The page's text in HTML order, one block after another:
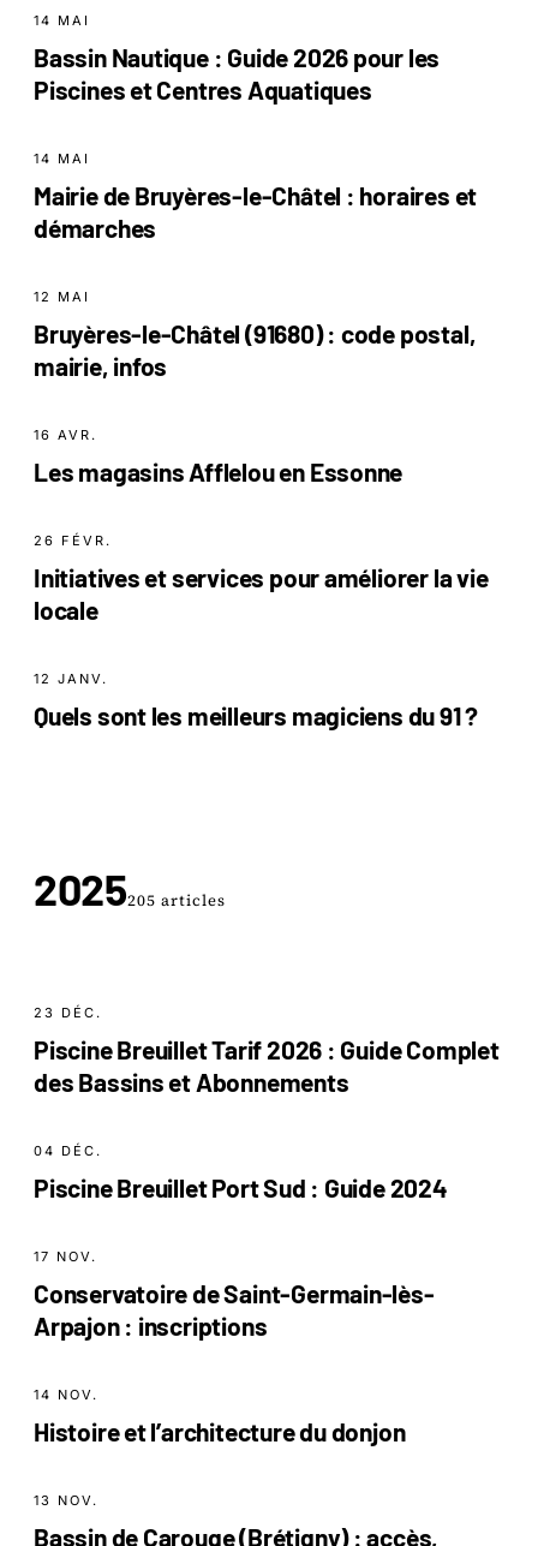
14 MAI
Bassin Nautique : Guide 2026 pour les
Piscines et Centres Aquatiques
14 MAI
Mairie de Bruyères-le-Châtel : horaires et
démarches
12 MAI
Bruyères-le-Châtel (91680) : code postal,
mairie, infos
16 AVR.
Les magasins Afflelou en Essonne
26 FÉVR.
Initiatives et services pour améliorer la vie
locale
12 JANV.
Quels sont les meilleurs magiciens du 91 ?
2025205 articles
23 DÉC.
Piscine Breuillet Tarif 2026 : Guide Complet
des Bassins et Abonnements
04 DÉC.
Piscine Breuillet Port Sud : Guide 2024
17 NOV.
Conservatoire de Saint-Germain-lès-
Arpajon : inscriptions
14 NOV.
Histoire et l’architecture du donjon
13 NOV.
Bassin de Carouge (Brétigny) : accès,